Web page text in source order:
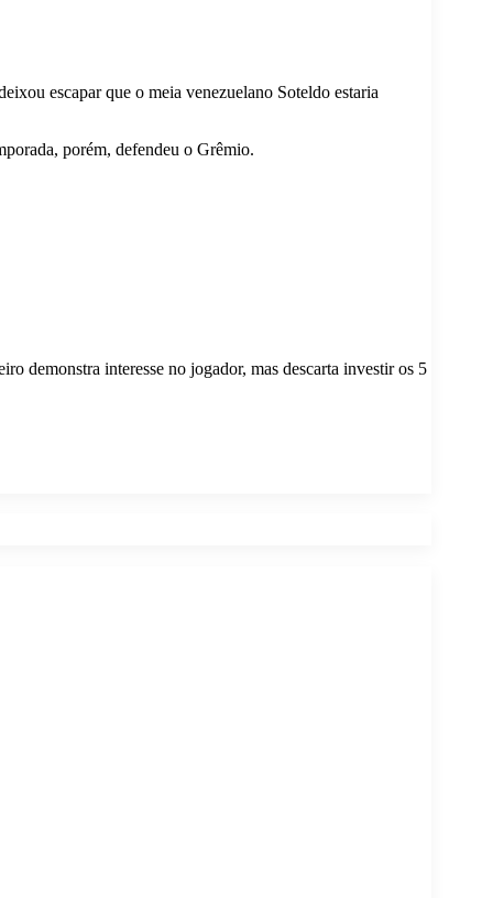
escapar que o meia venezuelano Soteldo estaria
porém, defendeu o Grêmio.
demonstra interesse no jogador, mas descarta investir os 5